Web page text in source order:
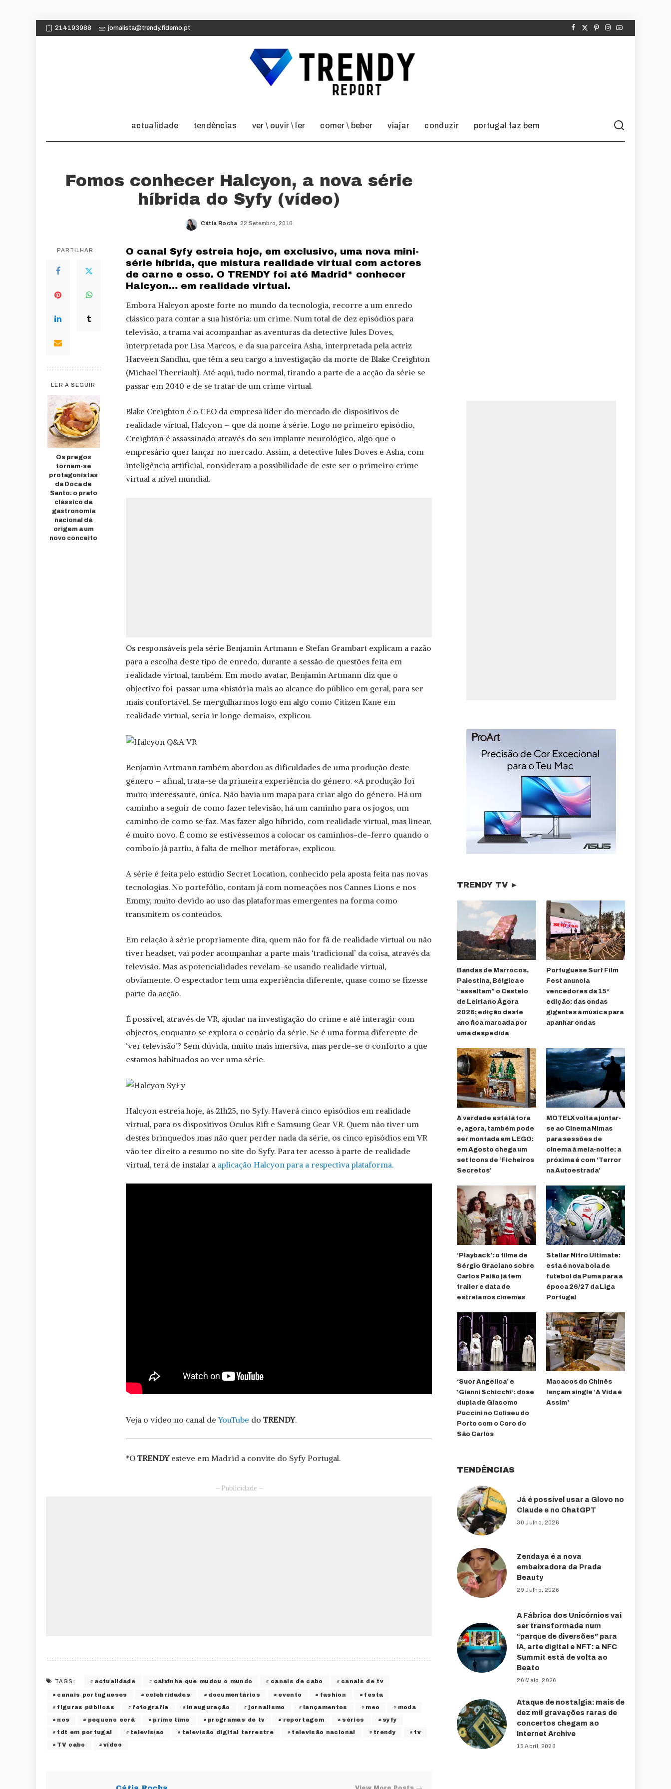
214193988 jornalista@trendy.fidemo.pt
actualidade tendências ver \ ouvir \ ler comer \ beber viajar conduzir portugal faz bem
Fomos conhecer Halcyon, a nova série
híbrida do Syfy (vídeo)
Posted
Cátia Rocha 22 Setembro, 2016
PARTILHAR
LER A SEGUIR
Os pregos
tornam-se
protagonistas
da Doca de
Santo: o prato
clássico da
gastronomia
nacional dá
origem a um
novo conceito
O canal Syfy estreia hoje, em exclusivo, uma nova mini-
série híbrida, que mistura realidade virtual com actores
de carne e osso. O TRENDY foi até Madrid* conhecer
Halcyon… em realidade virtual.
Embora Halcyon aposte forte no mundo da tecnologia, recorre a um enredo
clássico para contar a sua história: um crime. Num total de dez episódios para
televisão, a trama vai acompanhar as aventuras da detective Jules Doves,
interpretada por Lisa Marcos, e da sua parceira Asha, interpretada pela actriz
Harveen Sandhu, que têm a seu cargo a investigação da morte de Blake Creighton
(Michael Therriault). Até aqui, tudo normal, tirando a parte de a acção da série se
passar em 2040 e de se tratar de um crime virtual.
Blake Creighton é o CEO da empresa líder do mercado de dispositivos de
realidade virtual, Halcyon – que dá nome à série. Logo no primeiro episódio,
Creighton é assassinado através do seu implante neurológico, algo que o
empresário quer lançar no mercado. Assim, a detective Jules Doves e Asha, com
inteligência artificial, consideram a possibilidade de este ser o primeiro crime
virtual a nível mundial.
Os responsáveis pela série Benjamin Artmann e Stefan Grambart explicam a razão
para a escolha deste tipo de enredo, durante a sessão de questões feita em
realidade virtual, também. Em modo avatar, Benjamin Artmann diz que o
objectivo foi passar uma «história mais ao alcance do público em geral, para ser
mais confortável. Se mergulharmos logo em algo como Citizen Kane em
realidade virtual, seria ir longe demais», explicou.
Benjamin Artmann também abordou as dificuldades de uma produção deste
género – afinal, trata-se da primeira experiência do género. «A produção foi
muito interessante, única. Não havia um mapa para criar algo do género. Há um
caminho a seguir de como fazer televisão, há um caminho para os jogos, um
caminho de como se faz. Mas fazer algo híbrido, com realidade virtual, mas linear,
é muito novo. É como se estivéssemos a colocar os caminhos-de-ferro quando o
comboio já partiu, à falta de melhor metáfora», explicou.
A série é feita pelo estúdio Secret Location, conhecido pela aposta feita nas novas
tecnologias. No portefólio, contam já com nomeações nos Cannes Lions e nos
Emmy, muito devido ao uso das plataformas emergentes na forma como
transmitem os conteúdos.
Em relação à série propriamente dita, quem não for fã de realidade virtual ou não
tiver headset, vai poder acompanhar a parte mais ‘tradicional’ da coisa, através da
televisão. Mas as potencialidades revelam-se usando realidade virtual,
obviamente. O espectador tem uma experiência diferente, quase como se fizesse
parte da acção.
É possível, através de VR, ajudar na investigação do crime e até interagir com
objectos, enquanto se explora o cenário da série. Se é uma forma diferente de
‘ver televisão’? Sem dúvida, muito mais imersiva, mas perde-se o conforto a que
estamos habituados ao ver uma série.
Halcyon estreia hoje, às 21h25, no Syfy. Haverá cinco episódios em realidade
virtual, para os dispositivos Oculus Rift e Samsung Gear VR. Quem não tiver um
destes brinquedos mas não quer perder nada da série, os cinco episódios em VR
vão ter direito a resumo no site do Syfy. Para ter acesso à parte de realidade
virtual, terá de instalar a aplicação Halcyon para a respectiva plataforma.
Veja o vídeo no canal deYouTube do TRENDY.
*O TRENDYesteve em Madrid a convite do Syfy Portugal.
– Publicidade –
TAGS: actualidade caixinha que mudou o mundo canais de cabo canais de tv
canais portugueses celebridades documentários evento fashion festa
figuras públicas fotografia inauguração jornalismo lançamentos meo moda
nos pequeno ecrã prime time programas de tv reportagem séries syfy
tdt em portugal televis\ao televisão digital terrestre televisão nacional trendy tv
TV cabo vídeo
TRENDY TV ►
Bandas de Marrocos,
Palestina, Bélgica e
“assaltam” o Castelo
de Leiria no Ágora
2026; edição deste
ano fica marcada por
uma despedida
Portuguese Surf Film
Fest anuncia
vencedores da 15ª
edição: das ondas
gigantes à música para
apanhar ondas
A verdade está lá fora
e, agora, também pode
ser montada em LEGO:
em Agosto chega um
set Icons de ‘Ficheiros
Secretos’
MOTELX volta a juntar-
se ao Cinema Nimas
para sessões de
cinema à meia-noite: a
próxima é com ‘Terror
na Autoestrada’
‘Playback’: o filme de
Sérgio Graciano sobre
Carlos Paião já tem
trailer e data de
estreia nos cinemas
Stellar Nitro Ultimate:
esta é nova bola de
futebol da Puma para a
época 26/27 da Liga
Portugal
‘Suor Angelica’ e
‘Gianni Schicchi’: dose
dupla de Giacomo
Puccini no Coliseu do
Porto com o Coro do
São Carlos
Macacos do Chinês
lançam single ‘A Vida é
Assim’
TENDÊNCIAS
Já é possível usar a Glovo no
Claude e no ChatGPT
30 Julho, 2026
Zendaya é a nova
embaixadora da Prada
Beauty
29 Julho, 2026
A Fábrica dos Unicórnios vai
ser transformada num
“parque de diversões” para
IA, arte digital e NFT: a NFC
Summit está de volta ao
Beato
26 Maio, 2026
Ataque de nostalgia: mais de
dez mil gravações raras de
concertos chegam ao
Internet Archive
15 Abril, 2026